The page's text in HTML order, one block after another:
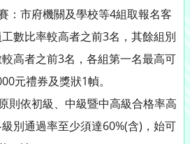
：市府機關及學校等4組取報名客
數比率較高者之前3名，其餘組別
高者之前3名，各組第一名最高可
元禮券及獎狀1幀。
則依初級、中級暨中高級合格率高
別通過率至少須達60%(含)，始可